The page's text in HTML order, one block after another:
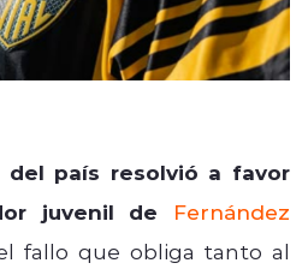
del país resolvió a favor
juvenil de
Fernández
fallo que obliga tanto al